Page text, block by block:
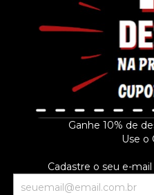
Ganhe 10% de
Use o
Cadastre o seu e-